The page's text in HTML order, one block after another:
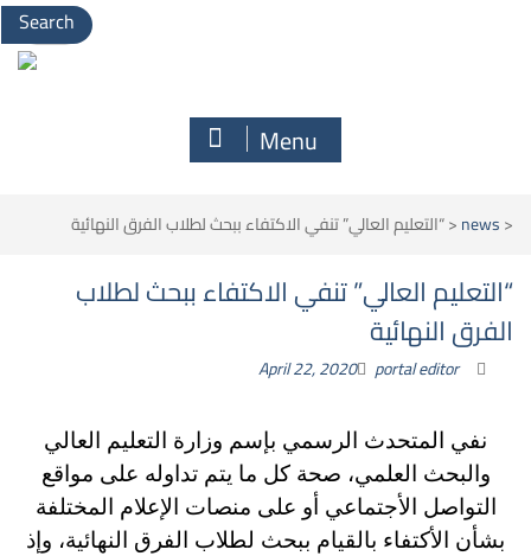
Search
for:
Menu
<
news
<“التعليم العالي” تنفي الاكتفاء ببحث لطلاب الفرق النهائية
“التعليم العالي” تنفي الاكتفاء ببحث لطلاب
الفرق النهائية
April 22, 2020 portal editor
نفي المتحدث الرسمي بإسم وزارة التعليم العالي
والبحث العلمي، صحة كل ما يتم تداوله على مواقع
التواصل الأجتماعي أو على منصات الإعلام المختلفة
بشأن الأكتفاء بالقيام ببحث لطلاب الفرق النهائية، وإذ